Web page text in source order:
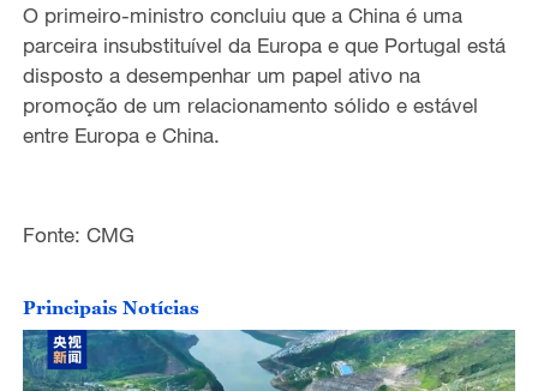
O primeiro-ministro concluiu que a China é uma
parceira insubstituível da Europa e que Portugal está
disposto a desempenhar um papel ativo na
promoção de um relacionamento sólido e estável
entre Europa e China.
Fonte: CMG
Principais Notícias